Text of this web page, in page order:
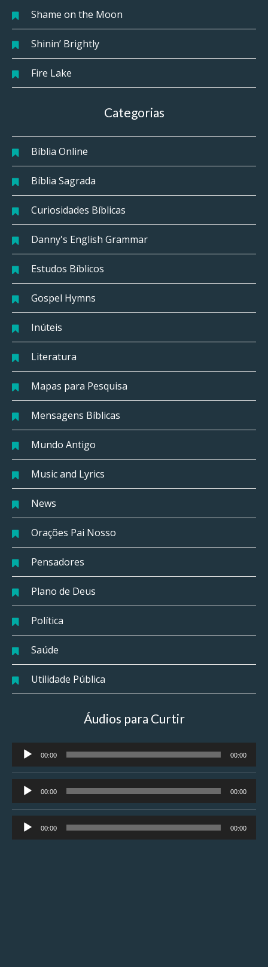
Shame on the Moon
Shinin’ Brightly
Fire Lake
Categorias
Bíblia Online
Bíblia Sagrada
Curiosidades Bíblicas
Danny's English Grammar
Estudos Bíblicos
Gospel Hymns
Inúteis
Literatura
Mapas para Pesquisa
Mensagens Bíblicas
Mundo Antigo
Music and Lyrics
News
Orações Pai Nosso
Pensadores
Plano de Deus
Política
Saúde
Utilidade Pública
Áudios para Curtir
Tocador
de
áudio
00:00 00:00
Tocador
de
áudio
00:00 00:00
Tocador
de
00:00 00:00